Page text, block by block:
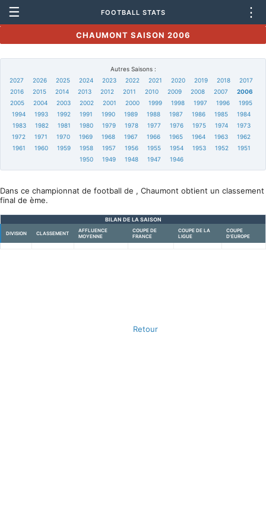
☰ FOOTBALL STATS ⋮
CHAUMONT SAISON 2006
Autres Saisons :
2027
2026 2025 2024 2023 2022 2021 2020 2019 2018
2017
2016
2015 2014 2013 2012 2011 2010 2009 2008 2007
2006
2005
2004 2003 2002 2001 2000 1999 1998 1997 1996
1995
1994
1993 1992 1991 1990 1989 1988 1987 1986 1985
1984
1983
1982 1981 1980 1979 1978 1977 1976 1975 1974
1973
1972
1971 1970 1969 1968 1967 1966 1965 1964 1963
1962
1961
1960 1959 1958 1957 1956 1955 1954 1953 1952
1951
1950
1949 1948 1947 1946
Dans ce championnat de football de , Chaumont obtient un classement
final de ème.
BILAN DE LA SAISON
DIVISION CLASSEMENT
AFFLUENCE
MOYENNE
COUPE DE
FRANCE
COUPE DE LA
LIGUE
COUPE
D'EUROPE
Retour